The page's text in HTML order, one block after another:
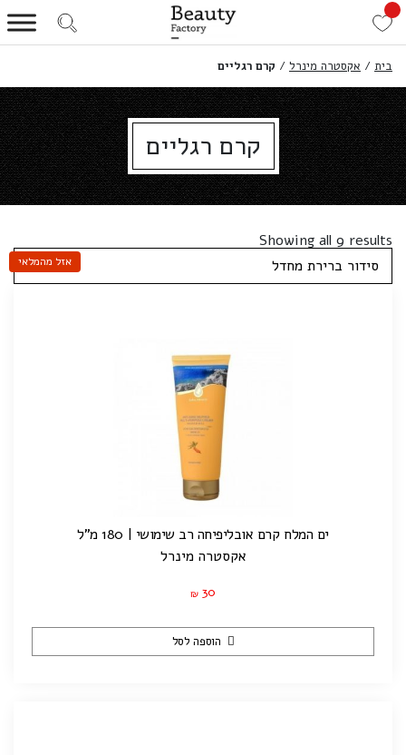
בית / אקסטרה מינרל / קרם רגליים
קרם רגליים
Showing all 9 results
ים המלח קרם אובליפיחה רב שימושי | 180 מ"ל
אקסטרה מינרל
₪ 30
הוספה לסל